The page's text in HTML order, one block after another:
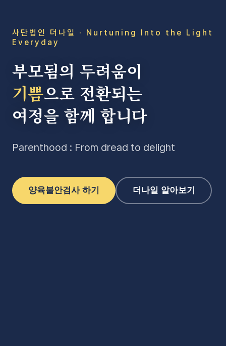
사단법인 더나일 · Nurtuning Into the Light
Everyday
부모됨의 두려움이
기쁨으로 전환되는
여정을 함께 합니다
Parenthood : From dread to delight
양육불안검사 하기 더나일 알아보기